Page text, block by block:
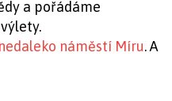
a pořádáme
náměstí Míru. A